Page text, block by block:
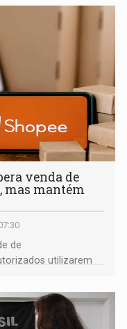
venda de
mas mantém
de
utilizarem